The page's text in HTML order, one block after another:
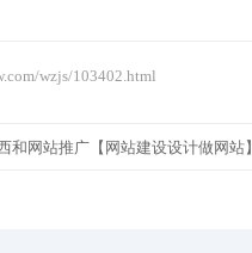
wzjs/103402.html
和网站推广【网站建设设计做网站